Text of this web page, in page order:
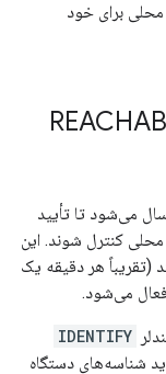
برای خود
می‌شود تا تأیید
کنترل شوند. این
(تقریباً هر دقیقه یک
فعال می‌شود.
IDENTIFY
شناسه‌های دستگاه